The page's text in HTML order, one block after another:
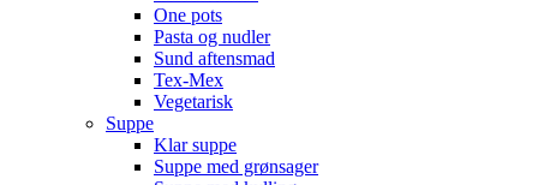
One pots
Pasta og nudler
Sund aftensmad
Tex-Mex
Vegetarisk
Suppe
Klar suppe
Suppe med grønsager